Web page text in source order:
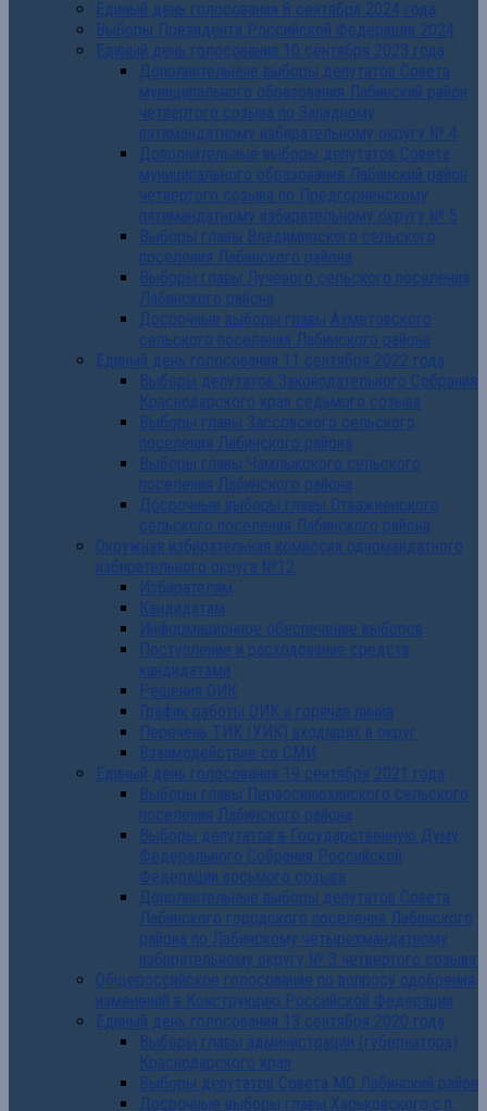
Единый день голосования 8 сентября 2024 года
Выборы Президента Российской Федерации 2024
Единый день голосования 10 сентября 2023 года
Дополнительные выборы депутатов Совета
муниципального образования Лабинский район
четвертого созыва по Западному
пятимандатному избирательному округу № 4
Дополнительные выборы депутатов Совета
муниципального образования Лабинский район
четвертого созыва по Предгорненскому
пятимандатному избирательному округу № 5
Выборы главы Владимирского сельского
поселения Лабинского района
Выборы главы Лучевого сельского поселения
Лабинского района
Досрочные выборы главы Ахметовского
сельского поселения Лабинского района
Единый день голосования 11 сентября 2022 года
Выборы депутатов Законодательного Собрания
Краснодарского края седьмого созыва
Выборы главы Зассовского сельского
поселения Лабинского района
Выборы главы Чамлыкского сельского
поселения Лабинского района
Досрочные выборы главы Отважненского
сельского поселения Лабинского района
Окружная избирательная комиссия одномандатного
избирательного округа №12
Избирателям
Кандидатам
Информационное обеспечение выборов
Поступление и расходование средств
кандидатами
Решения ОИК
График работы ОИК и горячая линия
Перечень ТИК (УИК) входящих в округ
Взаимодействие со СМИ
Единый день голосования 19 сентября 2021 года
Выборы главы Первосинюхинского сельского
поселения Лабинского района
Выборы депутатов в Государственную Думу
Федерального Собрания Российской
Федерации восьмого созыва
Дополнительные выборы депутатов Совета
Лабинского городского поселения Лабинского
района по Лабинскому четырехмандатному
избирательному округу № 3 четвертого созыва
Общероссийское голосование по вопросу одобрения
изменений в Конструкцию Российской Федерации
Единый день голосования 13 сентября 2020 года
Выборы главы администрации (губернатора)
Краснодарского края
Выборы депутатов Совета МО Лабинский район
Досрочные выборы главы Харьковского с.п.